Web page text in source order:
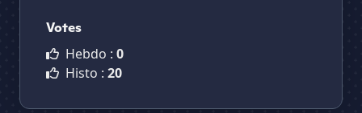
Votes
Hebdo : 0
Histo : 20